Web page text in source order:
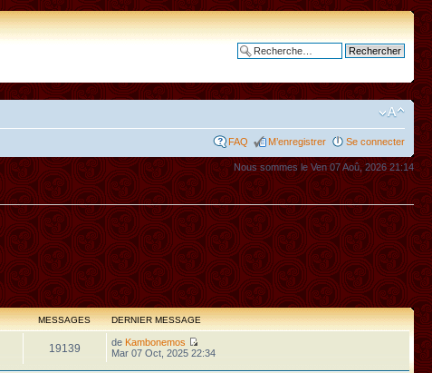
FAQ M’enregistrer Se connecter
Nous sommes le Ven 07 Aoû, 2026 21:14
MESSAGES DERNIER MESSAGE
19139 de Kambonemos
Mar 07 Oct, 2025 22:34